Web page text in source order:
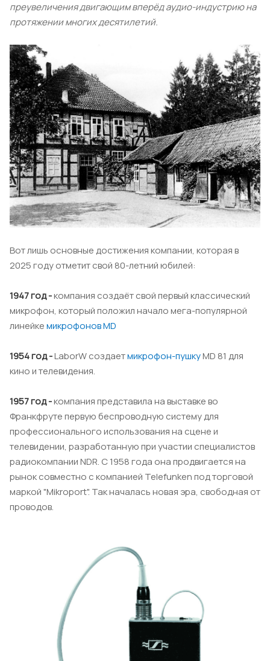
преувеличения двигающим вперёд аудио-индустрию на
протяжении многих десятилетий.
Вот лишь основные достижения компании, которая в
2025 году отметит свой 80-летний юбилей:
1947 год -компания создаёт свой первый классический
микрофон, который положил начало мега-популярной
линейкемикрофоновMD
1954 год -LaborW создаетмикрофон-пушкуMD 81 для
кино и телевидения.
1957 год -компания представила на выставке во
Франкфруте первую беспроводную систему для
профессионального использования на сцене и
телевидении, разработанную при участии специалистов
радиокомпании NDR. С 1958 года она продвигается на
рынок совместно с компанией Telefunken под торговой
маркой "Mikroport". Так началась новая эра, свободная от
проводов.